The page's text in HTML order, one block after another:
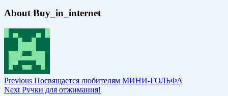
About Buy_in_internet
Previous Посвящается любителям МИНИ-ГОЛЬФА
Next Ручки для отжимания!